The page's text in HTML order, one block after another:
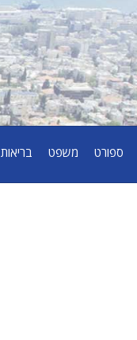
ספורט משפט בריאות